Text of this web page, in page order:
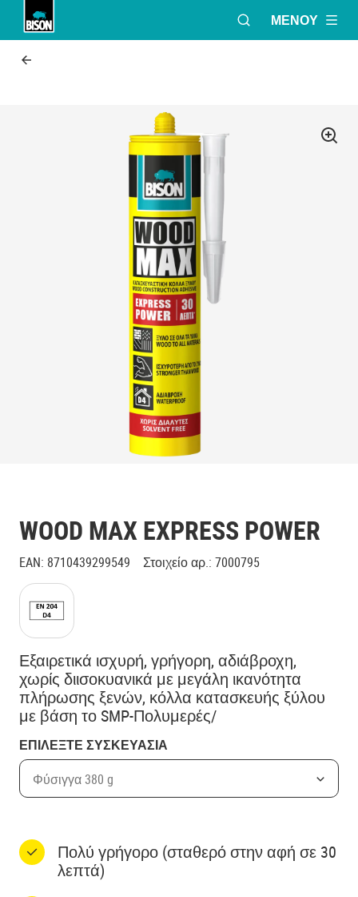
ΑΝΟΙΞΕ ΤΟ
ΜΕΝΟΎ
WOOD MAX EXPRESS POWER
EAN: 8710439299549 Στοιχείο αρ.: 7000795
Εξαιρετικά ισχυρή, γρήγορη, αδιάβροχη,
χωρίς διισοκυανικά με μεγάλη ικανότητα
πλήρωσης ξενών, κόλλα κατασκευής ξύλου
με βάση το SMP-Πολυμερές/
ΕΠΙΛΕΞΤΕ ΣΥΣΚΕΥΑΣΙΑ
Φύσιγγα 380 g
Πολύ γρήγορο (σταθερό στην αφή σε 30
λεπτά)